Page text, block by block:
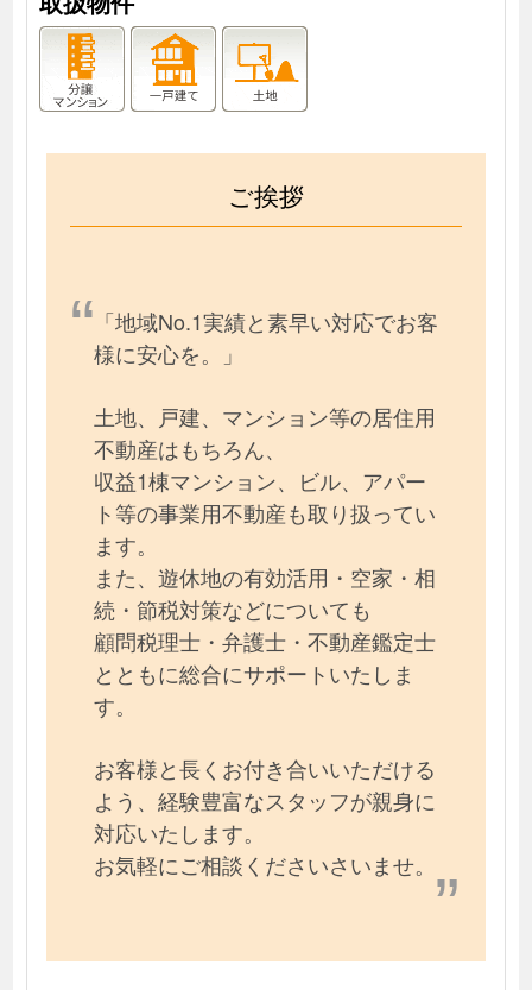
ご挨拶
「地域No.1実績と素早い対応でお客
様に安心を。」
土地、戸建、マンション等の居住用
不動産はもちろん、
収益1棟マンション、ビル、アパー
ト等の事業用不動産も取り扱ってい
ます。
また、遊休地の有効活用・空家・相
続・節税対策などについても
顧問税理士・弁護士・不動産鑑定士
とともに総合にサポートいたしま
す。
お客様と長くお付き合いいただける
よう、経験豊富なスタッフが親身に
対応いたします。
お気軽にご相談くださいさいませ。